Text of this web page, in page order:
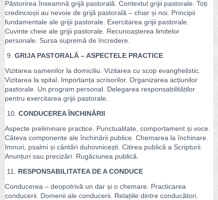
Păstorirea înseamnă grijă pastorală. Contextul grijii pastorale. Toți
credincioșii au nevoie de grijă pastorală – chiar și noi. Principii
fundamentale ale grijii pastorale. Exercitarea grijii pastorale.
Cuvinte cheie ale grijii pastorale. Recunoașterea limitelor
personale. Sursa supremă de încredere.
9. GRIJA PASTORALĂ – ASPECTELE PRACTICE
Vizitarea oamenilor la domiciliu. Vizitarea cu scop evanghelistic.
Vizitarea la spital. Importanța scrisorilor. Organizarea acțiunilor
pastorale. Un program personal. Delegarea responsabilităților
pentru exercitarea grijii pastorale.
10. CONDUCEREA ÎNCHINĂRII
Aspecte preliminare practice. Punctualitate, comportament și voce.
Câteva componente ale închinării publice. Chemarea la închinare.
Imnuri, psalmi și cântări duhovnicești. Citirea publică a Scripturii.
Anunțuri sau precizări. Rugăciunea publică.
11. RESPONSABILITATEA DE A CONDUCE
Conducerea – deopotrivă un dar și o chemare. Practicarea
conducerii. Domenii ale conducerii. Relațiile dintre conducători.